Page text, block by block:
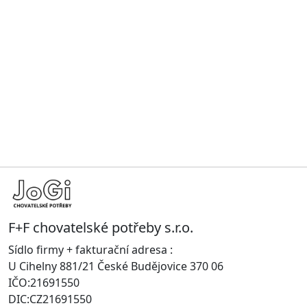
F+F chovatelské potřeby s.r.o.
Sídlo firmy + fakturační adresa :
U Cihelny 881/21 České Budějovice 370 06
IČO:21691550
DIC:CZ21691550